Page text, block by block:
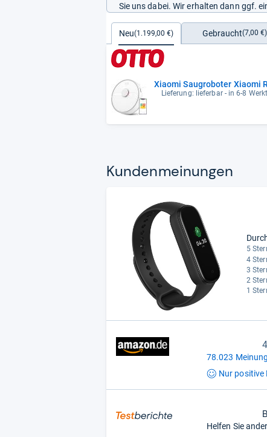
Sie uns dabei. Wir erhalten dann ggf.
Neu(1.199,00 €) Gebraucht(7,00 €)
Xiaomi Saugroboter Xiaomi
Lieferung: lieferbar - in 6-8
Kun­den­mei­nun­gen
5
4
3
2
1
78.023
Nur positive
Helfen Sie